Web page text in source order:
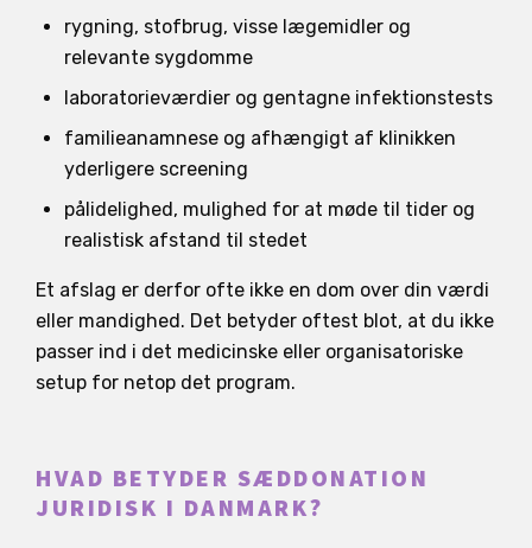
rygning, stofbrug, visse lægemidler og
relevante sygdomme
laboratorieværdier og gentagne infektionstests
familieanamnese og afhængigt af klinikken
yderligere screening
pålidelighed, mulighed for at møde til tider og
realistisk afstand til stedet
Et afslag er derfor ofte ikke en dom over din værdi
eller mandighed. Det betyder oftest blot, at du ikke
passer ind i det medicinske eller organisatoriske
setup for netop det program.
HVAD BETYDER SÆDDONATION
JURIDISK I DANMARK?